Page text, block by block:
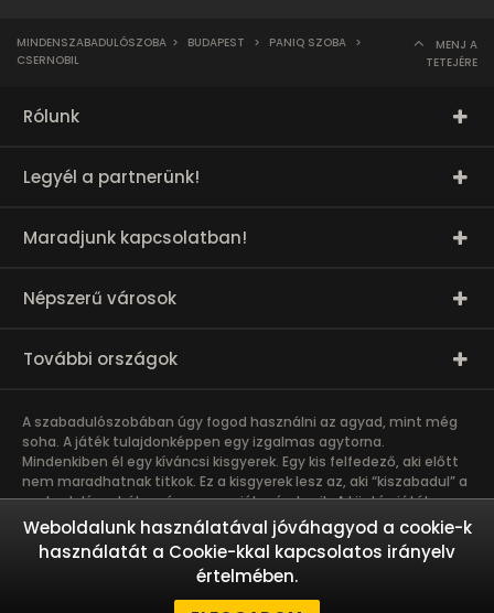
MINDENSZABADULÓSZOBA > BUDAPEST > PANIQ SZOBA >
CSERNOBIL
MENJ A
TETEJÉRE
Rólunk
Legyél a partnerünk!
Maradjunk kapcsolatban!
Népszerű városok
További országok
A szabadulószobában úgy fogod használni az agyad, mint még
soha. A játék tulajdonképpen egy izgalmas agytorna.
Mindenkiben él egy kíváncsi kisgyerek. Egy kis felfedező, aki előtt
nem maradhatnak titkok. Ez a kisgyerek lesz az, aki “kiszabadul” a
szabadulószobábanés nagyon jól szórakozik. A kijutós játék
csapatmunka. A közös kaland erősíti a bizalmat és a kötődést a
játékosok között, így összehozza a munkahelyi és baráti
társaságokat. A szabadulószoba olyan kalandot kínál, amibe nem
érdemes egyedül belevágni. Ez egy igazi csapatmunka és akkor
megy a legjobban, ha a csapattagok más-más erősségeiket
Weboldalunk használatával jóváhagyod a cookie-k
használatát a Cookie-kkal kapcsolatos irányelv
értelmében.